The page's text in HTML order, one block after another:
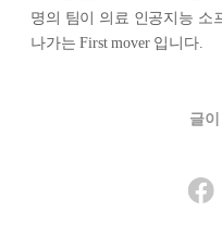
명의 팀이 의료 인공지능 소
나가는 First mover 입니다.
글